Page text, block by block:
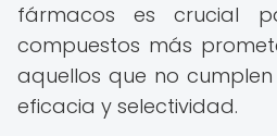
fármacos es crucial
compuestos más
aquellos que no
eficacia y selectividad.